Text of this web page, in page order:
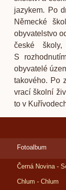
jazykem. Po
Německé
obyvatelstvo
české
S
obyvatelé
takového. Po
vrací školní
to v
Fotoalbum
Černá Novina -
Chlum - Chlum